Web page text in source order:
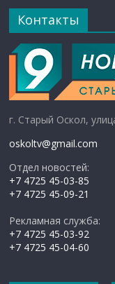
Контакты
г. Старый Оскол,
oskoltv@gmail.com
Отдел новостей:
+7 4725 45-03-85
+7 4725 45-09-21
Рекламная служба:
+7 4725 45-03-92
+7 4725 45-04-60